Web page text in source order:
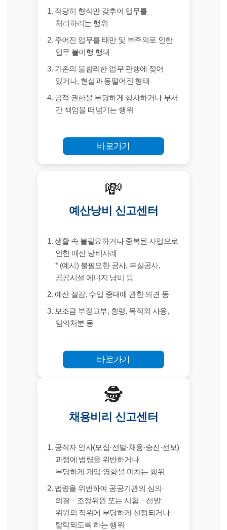
1. 적당히 형식만 갖추어 업무를
처리하려는 행위
2. 주어진 업무를 태만 및 부주의로 인한
업무 불이행 행태
3. 기존의 불합리한 업무 관행에 젖어
있거나, 현실과 동떨어진 형태
4. 공적 권한을 부당하게 행사하거나 부서
간 책임을 떠넘기는 행위
바로가기
💸
예산낭비 신고센터
1. 생활 속 불필요하거나 중복된 사업으로
인한 예산 낭비사례
* (예시) 불필요한 공사, 부실공사,
공공시설 에너지 낭비 등
2. 예산 절감, 수입 증대에 관한 의견 등
3. 보조금 부정교부, 횡령, 목적외 사용,
임의처분 등
바로가기
🕵️
채용비리 신고센터
1. 공직자 인사(모집·선발·채용·승진·전보)
과정에 법령을 위반하거나
부당하게 개입·영향을 미치는 행위
2. 법령을 위반하여 공공기관의 심의·
의결ㆍ조정위원 또는 시험ㆍ선발
위원의 직위에 부당하게 선정되거나
탈락되도록 하는 행위